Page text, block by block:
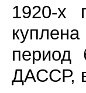
1920-х
период
ДАССР,